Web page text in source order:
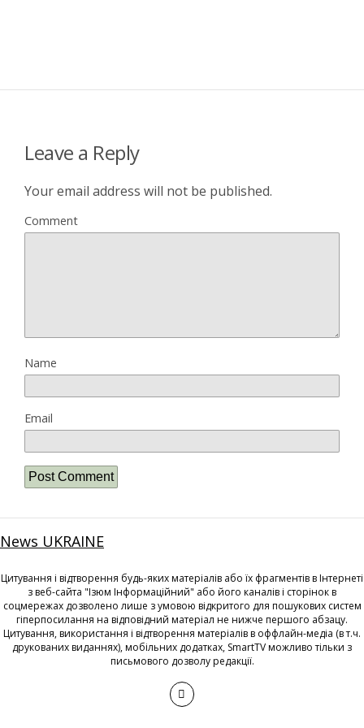
Leave a Reply
Your email address will not be published.
Comment
Name
Email
News UKRAINE
Цитування і відтворення будь-яких матеріалів або їх фрагментів в Інтернеті
з веб-сайта "Ізюм Інформаційний" або його каналів і сторінок в
соцмережах дозволено лише з умовою відкритого для пошукових систем
гіперпосилання на відповідний матеріал не нижче першого абзацу.
Цитування, використання і відтворення матеріалів в оффлайн-медіа (в т.ч.
друкованих виданнях), мобільних додатках, SmartTV можливо тільки з
письмового дозволу редакції.